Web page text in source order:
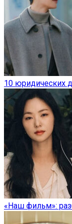
10 юридических
«Наш фильм»: